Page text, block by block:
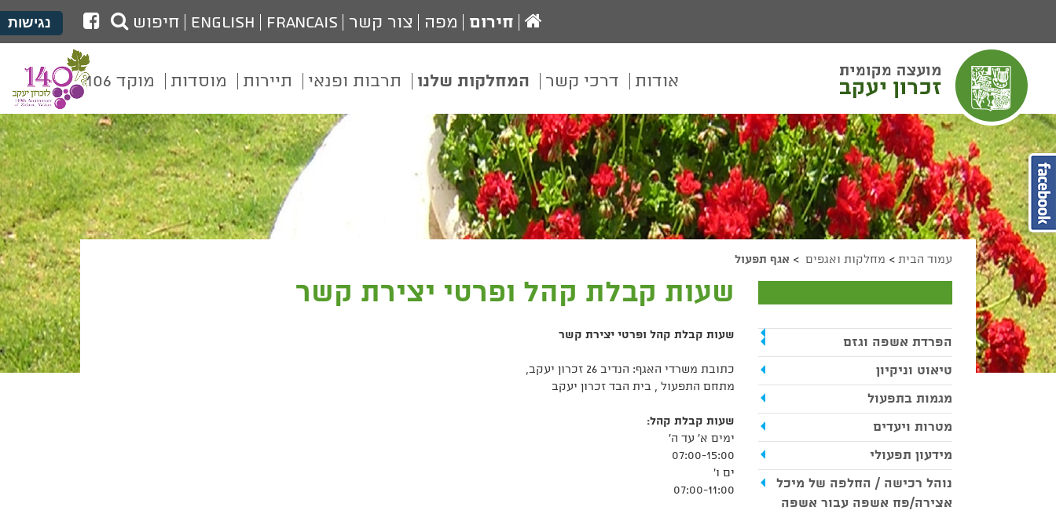
הגדל גודל פונט
הקטן גודל פונט
מצב ניגודיות גבוהה
מצב ניגודיות נמוכה
הצג קישורים
הצהרת נגישות
נגישות
עמוד
הבית
חירום מפה צור קשר Francais
English חיפוש
לעמוד
הפייסבוק
של
מועצת
זכרון
יעקב
אודות דרכי קשר המחלקות שלנו תרבות ופנאי תיירות מוסדות מוקד 106
עמוד הבית > מחלקות ואגפים > אגף תפעול
שעות קבלת קהל ופרטי יצירת קשר
שעות קבלת קהל ופרטי יצירת קשר
כתובת משרדי האגף: הנדיב 26 זכרון יעקב,
מתחם התפעול , בית הבד זכרון יעקב
שעות קבלת קהל:
ימים א' עד ה'
07:00-15:00
ים ו'
07:00-11:00
הפרדת אשפה וגזם
טיאוט וניקיון
מגמות בתפעול
מטרות ויעדים
מידעון תפעולי
נוהל רכישה / החלפה של מיכל
אצירה/פח אשפה עבור אשפה